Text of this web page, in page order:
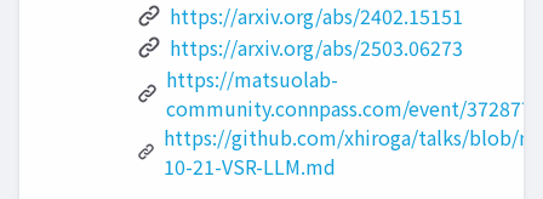
https://arxiv.org/abs/2402.15151
https://arxiv.org/abs/2503.06273
https://matsuolab-
community.connpass.com/event/372877/
https://github.com/xhiroga/talks/blob/
10-21-VSR-LLM.md